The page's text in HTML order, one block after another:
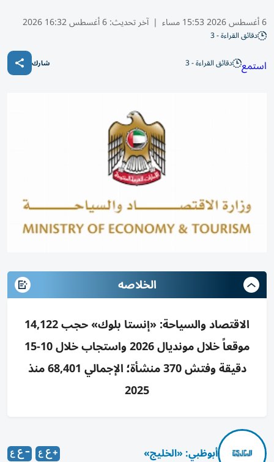
6 أغسطس 2026 15:53 مساء | آخر تحديث:6 أغسطس 16:32 2026
دقائق القراءة - 3
استمع دقائق القراءة - 3 شارك
الخلاصه
الاقتصاد والسياحة: «إنستا بلوك» حجب 14,122
موقعاً خلال مونديال 2026 واستجاب خلال 10-15
دقيقة وفتش 370 منشأة؛ الإجمالي 68,401 منذ
2025
أبوظبي: «الخليج»